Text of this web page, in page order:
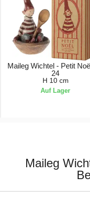
Maileg Wichtel - Petit
24
H 10 cm
Auf Lager
Maileg